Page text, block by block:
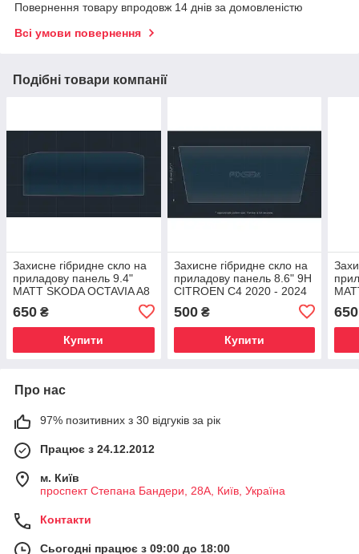
Повернення товару впродовж 14 днів за домовленістю
Всі умови повернення
Подібні товари компанії
Захисне гібридне скло на
приладову панель 9.4"
MATT SKODA OCTAVIA A8
650 ₴
Купити
Захисне гібридне скло на
приладову панель 8.6" 9H
CITROEN C4 2020 - 2024
500₴
Купити
650
Про нас
97% позитивних з 30 відгуків за рік
Працює з 24.12.2012
м. Київ
проспект Степана Бандери, 28А, Київ, Україна
Контакти
Сьогодні працює з 09:00 до 18:00